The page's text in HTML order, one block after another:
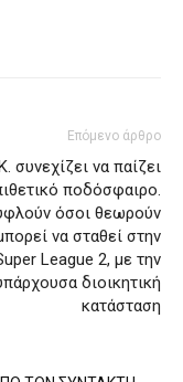
Επόμενο άρθρο
συνεχίζει να παίζει
ποδόσφαιρο.
όσοι θεωρούν
να σταθεί στην
League 2, με την
διοικητική
κατάσταση